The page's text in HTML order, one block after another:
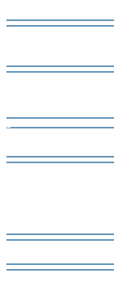
-
-
-
-
-
-